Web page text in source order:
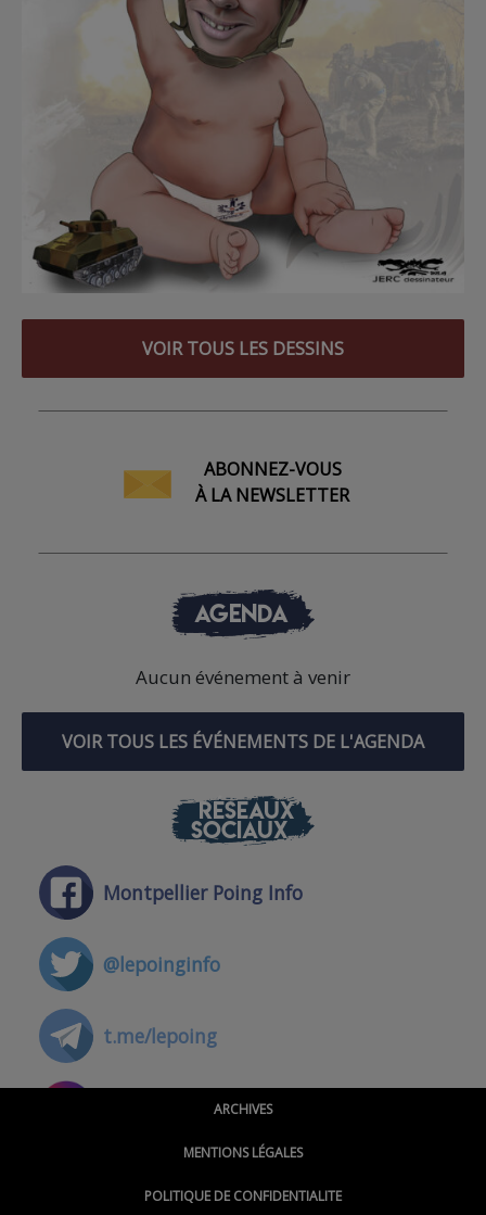
VOIR TOUS LES DESSINS
ABONNEZ-VOUS
À LA NEWSLETTER
AGENDA
Aucun événement à venir
VOIR TOUS LES ÉVÉNEMENTS DE L'AGENDA
RÉSEAUX
SOCIAUX
Montpellier Poing Info
@lepoinginfo
t.me/lepoing
@montpellierpoinginfo
ARCHIVES
MENTIONS LÉGALES
POLITIQUE DE CONFIDENTIALITE